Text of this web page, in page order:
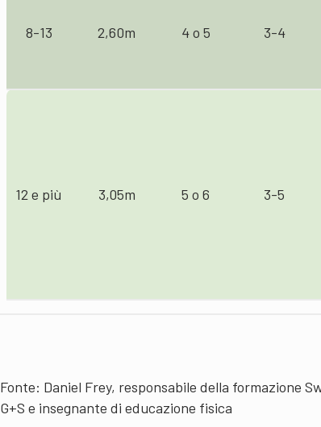
8-13 2,60m 4 o 5 3-4
12 e più 3,05m 5 o 6 3-5
Fonte: Daniel Frey, responsabile della formazione
G+S e insegnante di educazione fisica